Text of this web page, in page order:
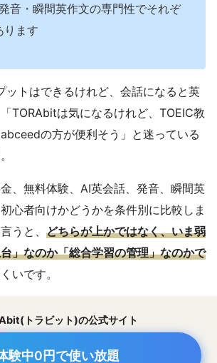
音・瞬間英作文の専門性でそれぞ
ります
ットはできるけれど、会話になると英
TORAbitは気になるけれど、TOEIC教
の方が便利そう」と迷っている
、無料体験、AI英会話、発音、瞬間英
心者向けかどうかを条件別に比較しま
うと、 どちらが上かではなく、いま弱
」なのか「総合学習の管理」なのかで
いです。
トラビット)の公式サイト
験中0円で使い放題